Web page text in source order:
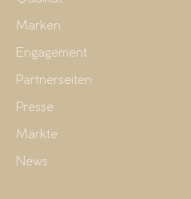
Marken
Engagement
Partnerseiten
Presse
Märkte
News